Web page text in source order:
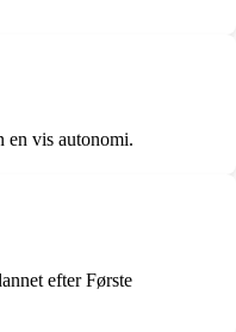
en vis autonomi.
efter Første